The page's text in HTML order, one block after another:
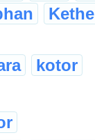
Kethe
kotor